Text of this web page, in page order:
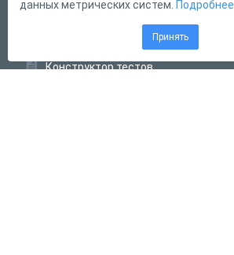
Конструктор тестов
данных метрических систем. Подробнее
Принять